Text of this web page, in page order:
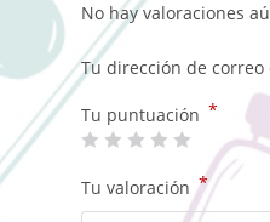
No hay valoraciones
Tu dirección de
Tu puntuación *
Tu valoración *